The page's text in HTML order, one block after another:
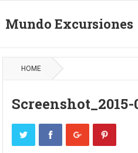
Mundo Excursiones
HOME